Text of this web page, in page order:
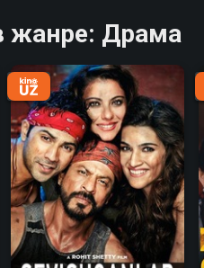
Драма